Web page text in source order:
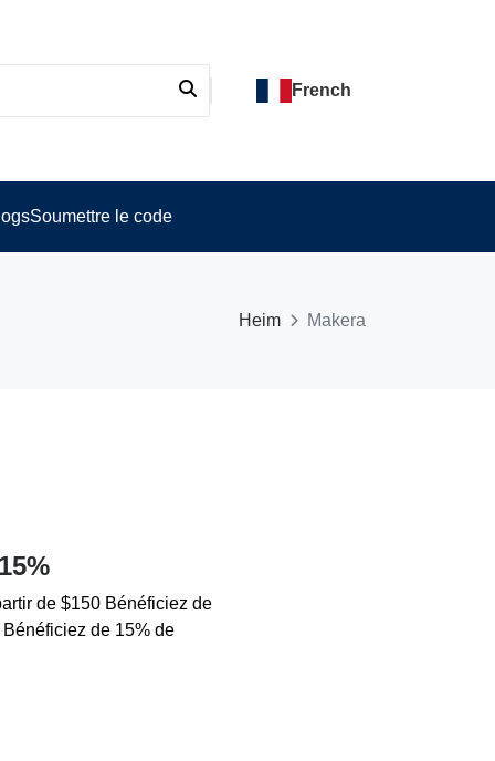
French
Soumettre le code
Heim Makera
de $150 Bénéficiez de
de 15% de